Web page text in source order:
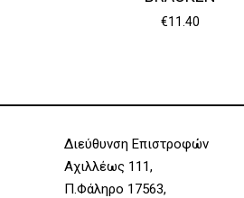
€11.40
Διεύθυνση Επιστροφών
Αχιλλέως 111,
Π.Φάληρο 17563,